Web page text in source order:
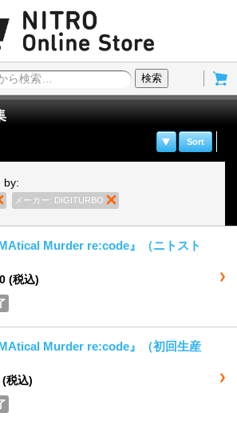
検索
Sort
by:
商品の削除
メーカー: DIGITURBO
Murder re:code』（ニトスト
(税込)
Murder re:code』（初回生産
(税込)